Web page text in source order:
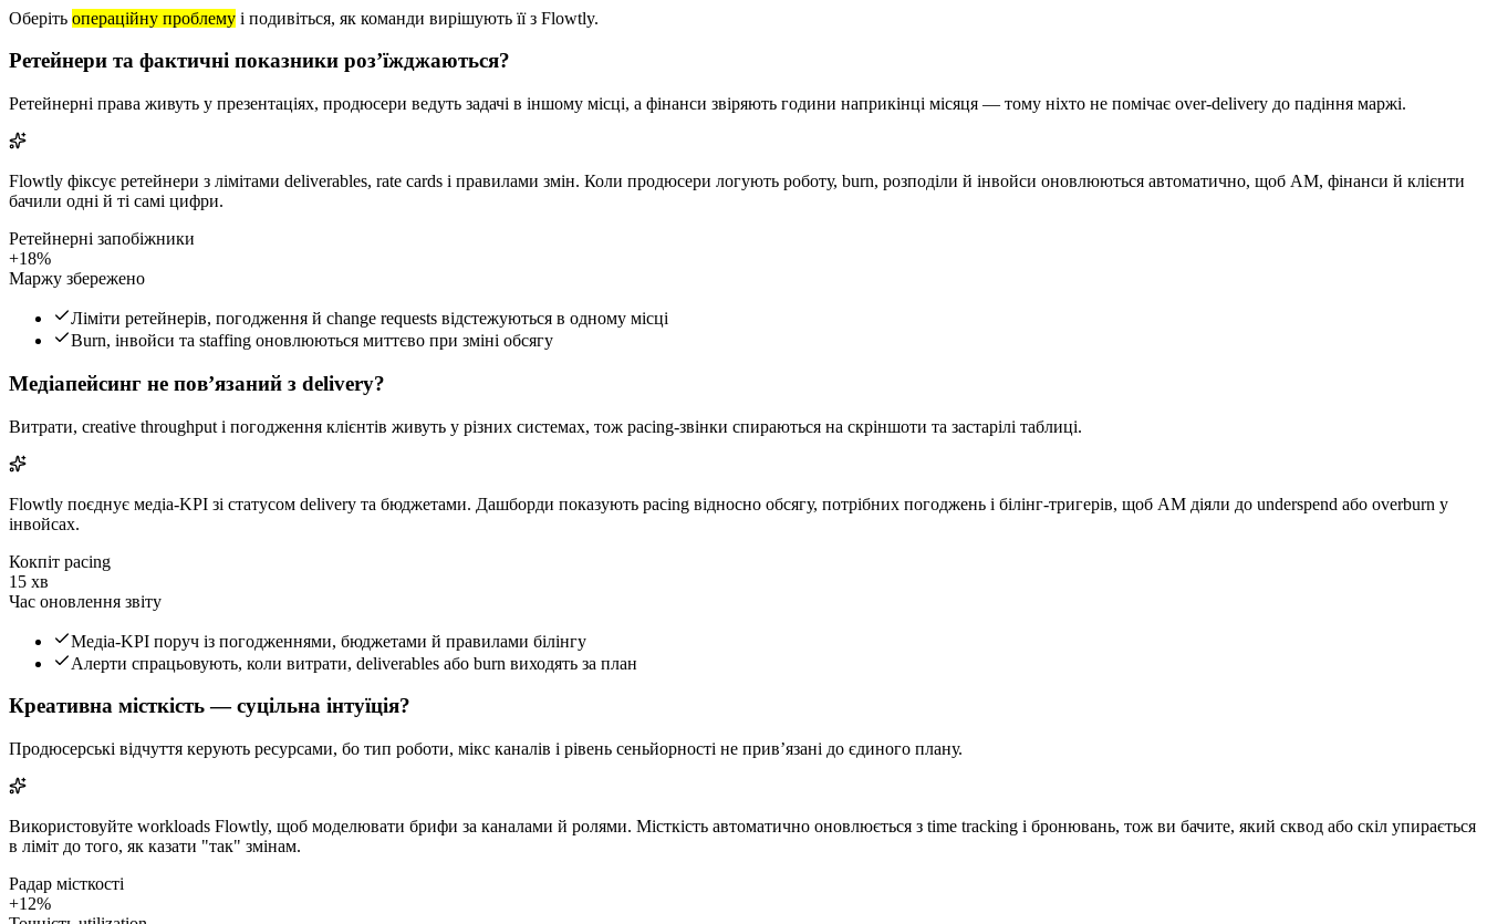
Оберіть операційну проблему і подивіться, як команди вирішують її з Flowtly.
Ретейнери та фактичні показники розʼїжджаються?
Ретейнерні права живуть у презентаціях, продюсери ведуть задачі в іншому місці, а фінанси звіряють години наприкінці місяця — тому ніхто не помічає over-delivery до падіння маржі.
Flowtly фіксує ретейнери з лімітами deliverables, rate cards і правилами змін. Коли продюсери логують роботу, burn, розподіли й інвойси оновлюються автоматично, щоб AM, фінанси й клієнти
бачили одні й ті самі цифри.
Ретейнерні запобіжники
+18%
Маржу збережено
Ліміти ретейнерів, погодження й change requests відстежуються в одному місці
Burn, інвойси та staffing оновлюються миттєво при зміні обсягу
Медіапейсинг не повʼязаний з delivery?
Витрати, creative throughput і погодження клієнтів живуть у різних системах, тож pacing-звінки спираються на скріншоти та застарілі таблиці.
Flowtly поєднує медіа-KPI зі статусом delivery та бюджетами. Дашборди показують pacing відносно обсягу, потрібних погоджень і білінг-тригерів, щоб AM діяли до underspend або overburn у
інвойсах.
Кокпіт pacing
15 хв
Час оновлення звіту
Медіа-KPI поруч із погодженнями, бюджетами й правилами білінгу
Алерти спрацьовують, коли витрати, deliverables або burn виходять за план
Креативна місткість — суцільна інтуїція?
Продюсерські відчуття керують ресурсами, бо тип роботи, мікс каналів і рівень сеньйорності не привʼязані до єдиного плану.
Використовуйте workloads Flowtly, щоб моделювати брифи за каналами й ролями. Місткість автоматично оновлюється з time tracking і бронювань, тож ви бачите, який сквод або скіл упирається
в ліміт до того, як казати "так" змінам.
Радар місткості
+12%